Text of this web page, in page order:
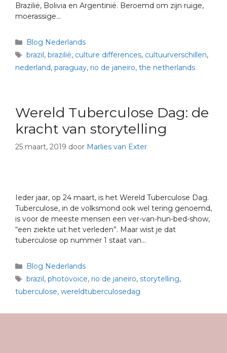
Brazilië, Bolivia en Argentinië. Beroemd om zijn ruige,
moerassige…
Blog Nederlands
brazil,brazilië, culture differences, cultuurverschillen,
nederland, paraguay, rio de janeiro, the netherlands
Wereld Tuberculose Dag: de
kracht van storytelling
25 maart, 2019 door Marlies van Exter
Ieder jaar, op 24 maart, is het Wereld Tuberculose Dag.
Tuberculose, in de volksmond ook wel tering genoemd,
is voor de meeste mensen een ver-van-hun-bed-show,
“een ziekte uit het verleden”. Maar wist je dat
tuberculose op nummer 1 staat van…
Blog Nederlands
brazil,photovoice, rio de janeiro,storytelling,
tuberculose, wereldtuberculosedag